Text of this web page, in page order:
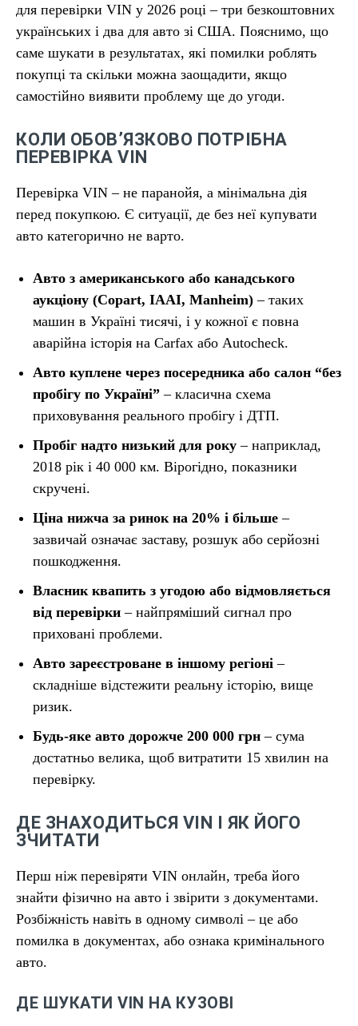
для перевірки VIN у 2026 році – три безкоштовних
українських і два для авто зі США. Пояснимо, що
саме шукати в результатах, які помилки роблять
покупці та скільки можна заощадити, якщо
самостійно виявити проблему ще до угоди.
КОЛИ ОБОВ’ЯЗКОВО ПОТРІБНА
ПЕРЕВІРКА VIN
Перевірка VIN – не паранойя, а мінімальна дія
перед покупкою. Є ситуації, де без неї купувати
авто категорично не варто.
Авто з американського або канадського
аукціону (Copart, IAAI, Manheim) – таких
машин в Україні тисячі, і у кожної є повна
аварійна історія на Carfax або Autocheck.
Авто куплене через посередника або салон “без
пробігу по Україні” – класична схема
приховування реального пробігу і ДТП.
Пробіг надто низький для року – наприклад,
2018 рік і 40 000 км. Вірогідно, показники
скручені.
Ціна нижча за ринок на 20% і більше –
зазвичай означає заставу, розшук або серйозні
пошкодження.
Власник квапить з угодою або відмовляється
від перевірки – найпряміший сигнал про
приховані проблеми.
Авто зареєстроване в іншому регіоні –
складніше відстежити реальну історію, вище
ризик.
Будь-яке авто дорожче 200 000 грн – сума
достатньо велика, щоб витратити 15 хвилин на
перевірку.
ДЕ ЗНАХОДИТЬСЯ VIN І ЯК ЙОГО
ЗЧИТАТИ
Перш ніж перевіряти VIN онлайн, треба його
знайти фізично на авто і звірити з документами.
Розбіжність навіть в одному символі – це або
помилка в документах, або ознака кримінального
авто.
ДЕ ШУКАТИ VIN НА КУЗОВІ